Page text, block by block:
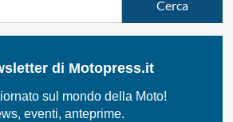
di Motopress.it
sul mondo della Moto!
eventi, anteprime.